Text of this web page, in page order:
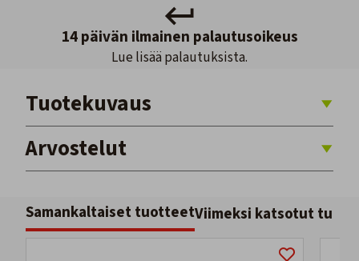
14 päivän ilmainen palautusoikeus
Lue lisää palautuksista.
Tuotekuvaus
Arvostelut
Samankaltaiset tuotteetViimeksi katsotut